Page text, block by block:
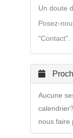
Un doute
Posez-
"Contact".
Aucune
nous faire